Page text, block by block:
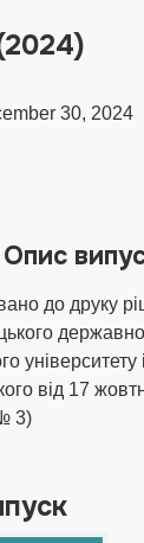
30, 2024
Опис
до друку
від 17
3)